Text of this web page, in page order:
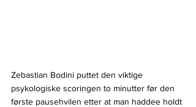
Zebastian Bodini puttet den viktige
psykologiske scoringen to minutter før den
første pausehvilen etter at man haddee holdt